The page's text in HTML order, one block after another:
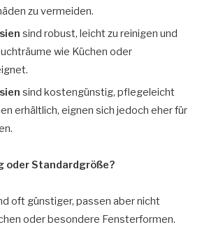
zu vermeiden.
sind robust, leicht zu reinigen und
wie Küchen oder
sind kostengünstig, pflegeleicht
erhältlich, eignen sich jedoch eher für
oder Standardgröße?
oft günstiger, passen aber nicht
oder besondere Fensterformen.